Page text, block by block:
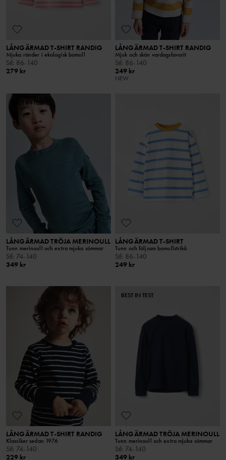
LÅNGÄRMAD T-SHIRT RANDIG
Mjuka ränder i ekologisk bomull
Stl: 86-140
279 kr
LÅNGÄRMAD T-SHIRT RANDIG
Mjuk och skön vardagsfavorit
Stl: 86-140
249 kr
NEW
BEST IN TEST
LÅNGÄRMAD TRÖJA MERINOULL
Tunn merinoull och extra mjuka sömmar
Stl: 74-140
349 kr
LÅNGÄRMAD T-SHIRT
Tunn och följsam bomullstrikå
Stl: 86-140
249 kr
LÅNGÄRMAD T-SHIRT RANDIG
Klassiker sedan 1976
Stl: 74-140
229 kr
BEST IN TEST
LÅNGÄRMAD TRÖJA MERINOULL
Tunn merinoull och extra mjuka sömmar
Stl: 74-140
349 kr